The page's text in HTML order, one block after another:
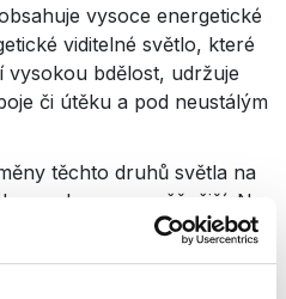
vysoce energetické
viditelné světlo, které
vysokou bdělost, udržuje
či útěku a pod neustálým
těchto druhů světla na
mnohem prospěšnější. Na
technologie a prvotních
pro ochranu před